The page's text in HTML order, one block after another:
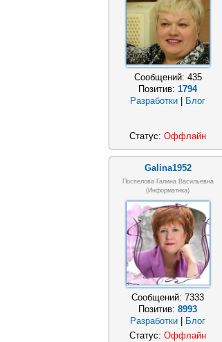
Сообщений: 435
Позитив: 1794
Разработки
Блог
Статус: Оффлайн
Galina1952
Поспелова Галина Васильевна
(информатика)
Сообщений: 7333
Позитив: 8993
Разработки
Блог
Статус: Оффлайн